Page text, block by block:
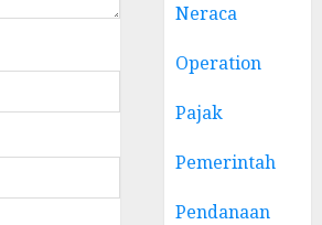
Neraca
Operation
Pajak
Pemerintah
Pendanaan